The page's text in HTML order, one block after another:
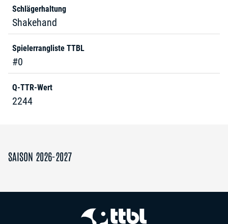
Schlägerhaltung
Shakehand
Spielerrangliste TTBL
#0
Q-TTR-Wert
2244
SAISON 2026-2027